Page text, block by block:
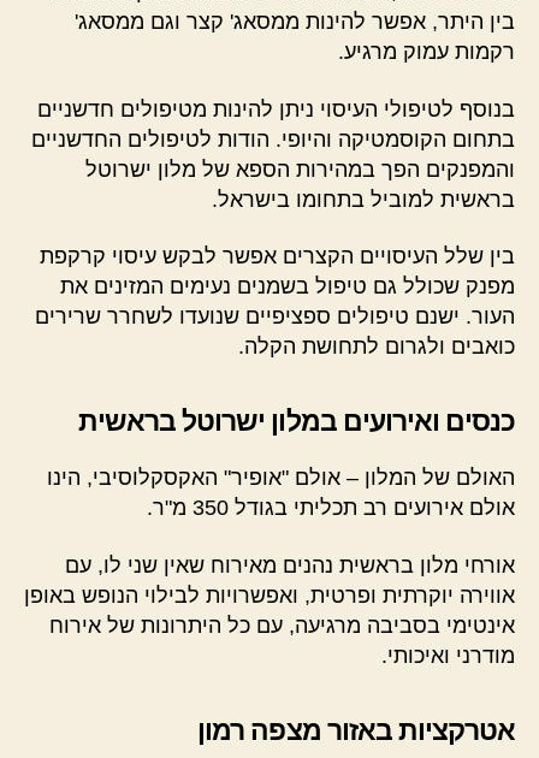
בין היתר, אפשר להינות ממסאג' קצר וגם ממסאג'
רקמות עמוק מרגיע.
בנוסף לטיפולי העיסוי ניתן להינות מטיפולים חדשניים
בתחום הקוסמטיקה והיופי. הודות לטיפולים החדשניים
והמפנקים הפך במהירות הספא של מלון ישרוטל
בראשית למוביל בתחומו בישראל.
בין שלל העיסויים הקצרים אפשר לבקש עיסוי קרקפת
מפנק שכולל גם טיפול בשמנים נעימים המזינים את
העור. ישנם טיפולים ספציפיים שנועדו לשחרר שרירים
כואבים ולגרום לתחושת הקלה.
כנסים ואירועים במלון ישרוטל בראשית
האולם של המלון – אולם "אופיר" האקסקלוסיבי, הינו
אולם אירועים רב תכליתי בגודל 350 מ"ר.
אורחי מלון בראשית נהנים מאירוח שאין שני לו, עם
אווירה יוקרתית ופרטית, ואפשרויות לבילוי הנופש באופן
אינטימי בסביבה מרגיעה, עם כל היתרונות של אירוח
מודרני ואיכותי.
אטרקציות באזור מצפה רמון